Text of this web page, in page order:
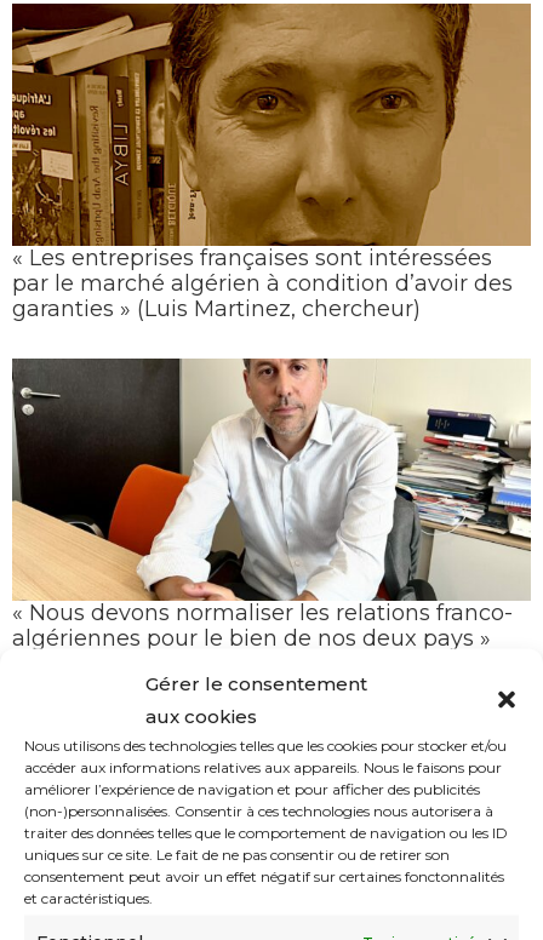
Gérer le consentement
aux cookies
Nous utilisons des technologies telles que les cookies pour stocker et/ou
accéder aux informations relatives aux appareils. Nous le faisons pour
améliorer l’expérience de navigation et pour afficher des publicités
(non-)personnalisées. Consentir à ces technologies nous autorisera à
traiter des données telles que le comportement de navigation ou les ID
uniques sur ce site. Le fait de ne pas consentir ou de retirer son
consentement peut avoir un effet négatif sur certaines fonctonnalités
et caractéristiques.
« Les entreprises françaises sont intéressées
par le marché algérien à condition d’avoir des
garanties » (Luis Martinez, chercheur)
« Nous devons normaliser les relations franco-
algériennes pour le bien de nos deux pays »